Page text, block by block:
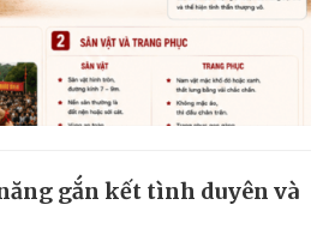
gắn kết tình duyên và